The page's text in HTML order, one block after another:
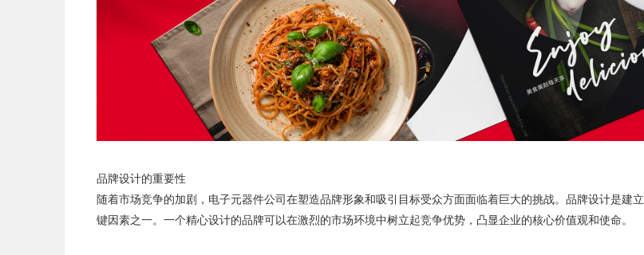
品牌设计的重要性
随着市场竞争的加剧，电子元器件公司在塑造品牌形象和吸引目标受众方面面临着巨大的挑战。品牌设计是建
键因素之一。一个精心设计的品牌可以在激烈的市场环境中树立起竞争优势，凸显企业的核心价值观和使命。